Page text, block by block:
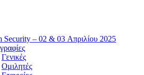
Security – 02 & 03 Απριλίου 2025
Γενικές
Ομιλητές